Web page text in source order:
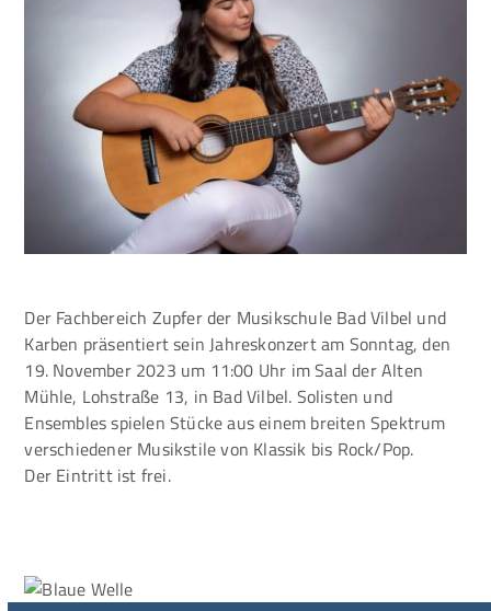
Der Fachbereich Zupfer der Musikschule Bad Vilbel und
Karben präsentiert sein Jahreskonzert am Sonntag, den
19. November 2023 um 11:00 Uhr im Saal der Alten
Mühle, Lohstraße 13, in Bad Vilbel. Solisten und
Ensembles spielen Stücke aus einem breiten Spektrum
verschiedener Musikstile von Klassik bis Rock/Pop.
Der Eintritt ist frei.